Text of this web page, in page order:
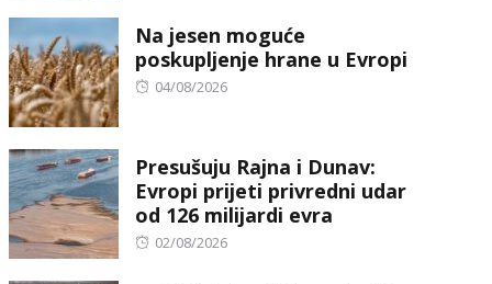
Na jesen moguće
poskupljenje hrane u Evropi
Posted
04/08/2026
Presušuju Rajna i Dunav:
Evropi prijeti privredni udar
od 126 milijardi evra
Posted
02/08/2026